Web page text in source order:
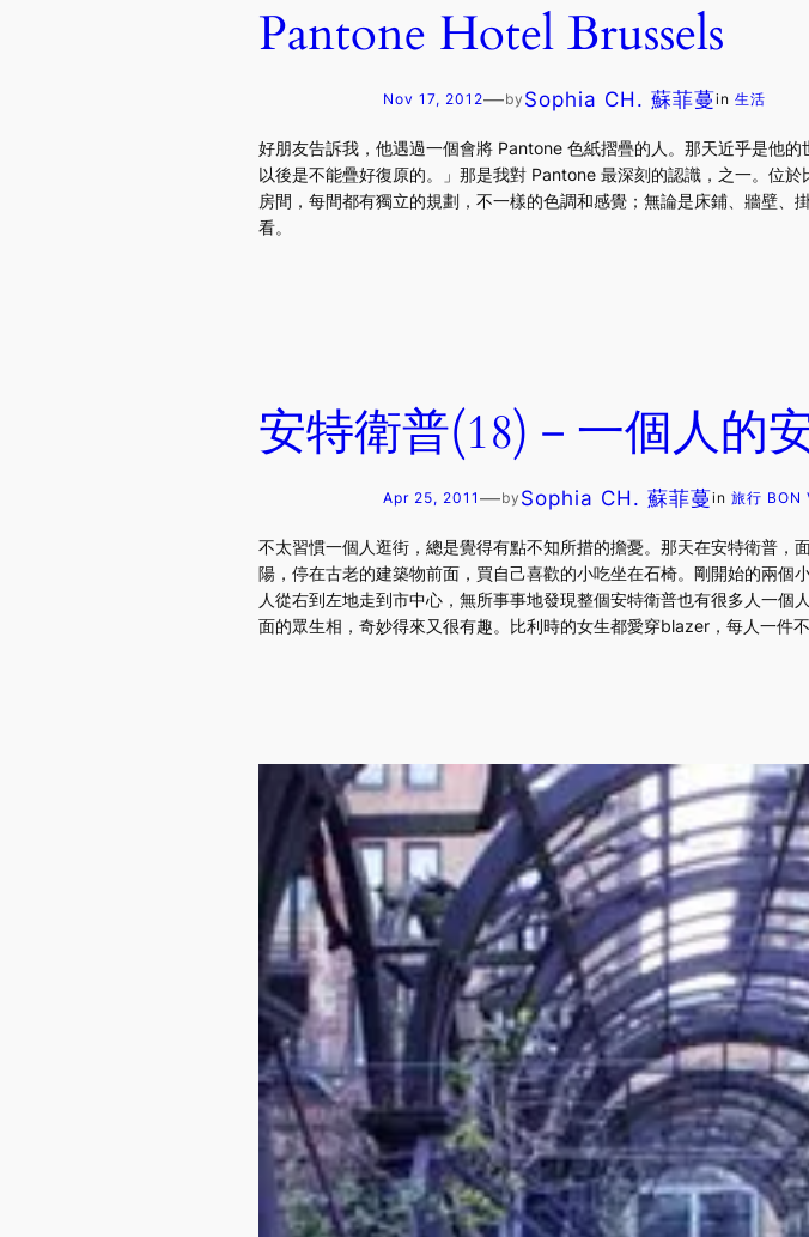
Pantone Hotel Brussels
Nov 17, 2012—by Sophia CH. 蘇菲蔓in 生活
好朋友告訴我，他遇過一個會將 Pantone 色紙摺疊的人。那天近乎是他
以後是不能疊好復原的。」那是我對 Pantone 最深刻的認識，之一。位
房間，每間都有獨立的規劃，不一樣的色調和感覺；無論是床鋪、牆壁
看。
安特衛普(18)－一個人的
Apr 25, 2011 —by Sophia CH. 蘇菲蔓in 旅行 BON
不太習慣一個人逛街，總是覺得有點不知所措的擔憂。那天在安特衛普
陽，停在古老的建築物前面，買自己喜歡的小吃坐在石椅。剛開始的兩
人從右到左地走到市中心，無所事事地發現整個安特衛普也有很多人一
面的眾生相，奇妙得來又很有趣。比利時的女生都愛穿blazer，每人一件